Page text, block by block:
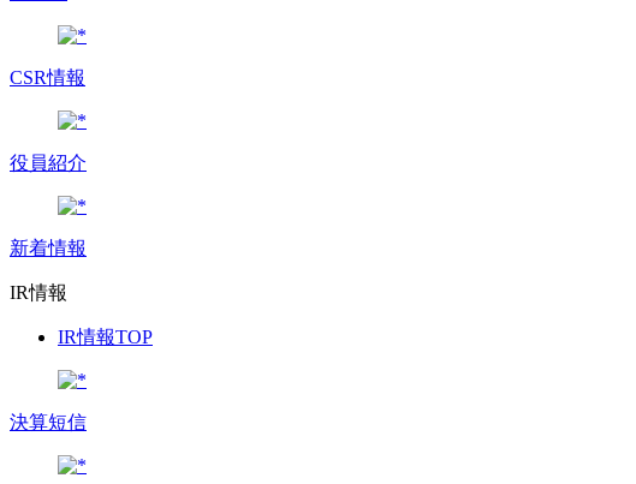
CSR情報
役員紹介
新着情報
IR情報
IR情報TOP
決算短信